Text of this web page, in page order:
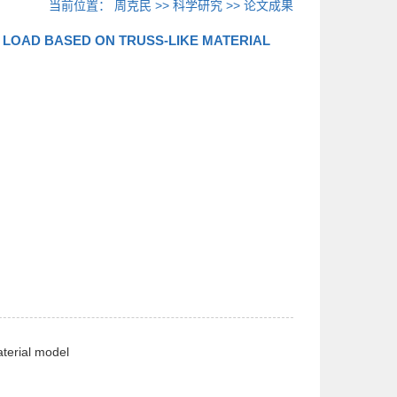
当前位置： 周克民 >>科学研究 >>论文成果
BASED ON TRUSS-LIKE MATERIAL
model